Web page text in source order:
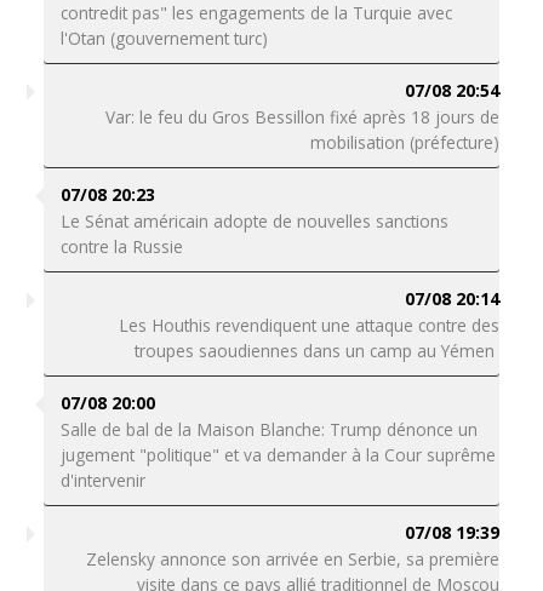
contredit pas" les engagements de la Turquie avec
l'Otan (gouvernement turc)
07/08 20:54
Var: le feu du Gros Bessillon fixé après 18 jours de
mobilisation (préfecture)
07/08 20:23
Le Sénat américain adopte de nouvelles sanctions
contre la Russie
07/08 20:14
Les Houthis revendiquent une attaque contre des
troupes saoudiennes dans un camp au Yémen
07/08 20:00
Salle de bal de la Maison Blanche: Trump dénonce un
jugement "politique" et va demander à la Cour suprême
d'intervenir
07/08 19:39
Zelensky annonce son arrivée en Serbie, sa première
visite dans ce pays allié traditionnel de Moscou